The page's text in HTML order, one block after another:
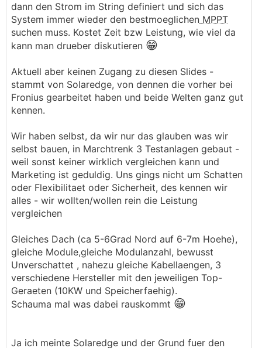
dann den Strom im String definiert und sich das
System immer wieder den bestmoeglichen MPPT
suchen muss. Kostet Zeit bzw Leistung, wie viel da
kann man drueber diskutieren 😁
Aktuell aber keinen Zugang zu diesen Slides -
stammt von Solaredge, von dennen die vorher bei
Fronius gearbeitet haben und beide Welten ganz gut
kennen.
Wir haben selbst, da wir nur das glauben was wir
selbst bauen, in Marchtrenk 3 Testanlagen gebaut -
weil sonst keiner wirklich vergleichen kann und
Marketing ist geduldig. Uns gings nicht um Schatten
oder Flexibilitaet oder Sicherheit, des kennen wir
alles - wir wollten/wollen rein die Leistung
vergleichen
Gleiches Dach (ca 5-6Grad Nord auf 6-7m Hoehe),
gleiche Module,gleiche Modulanzahl, bewusst
Unverschattet , nahezu gleiche Kabellaengen, 3
verschiedene Hersteller mit den jeweiligen Top-
Geraeten (10KW und Speicherfaehig).
Schauma mal was dabei rauskommt 😁
Ja ich meinte Solaredge und der Grund fuer den